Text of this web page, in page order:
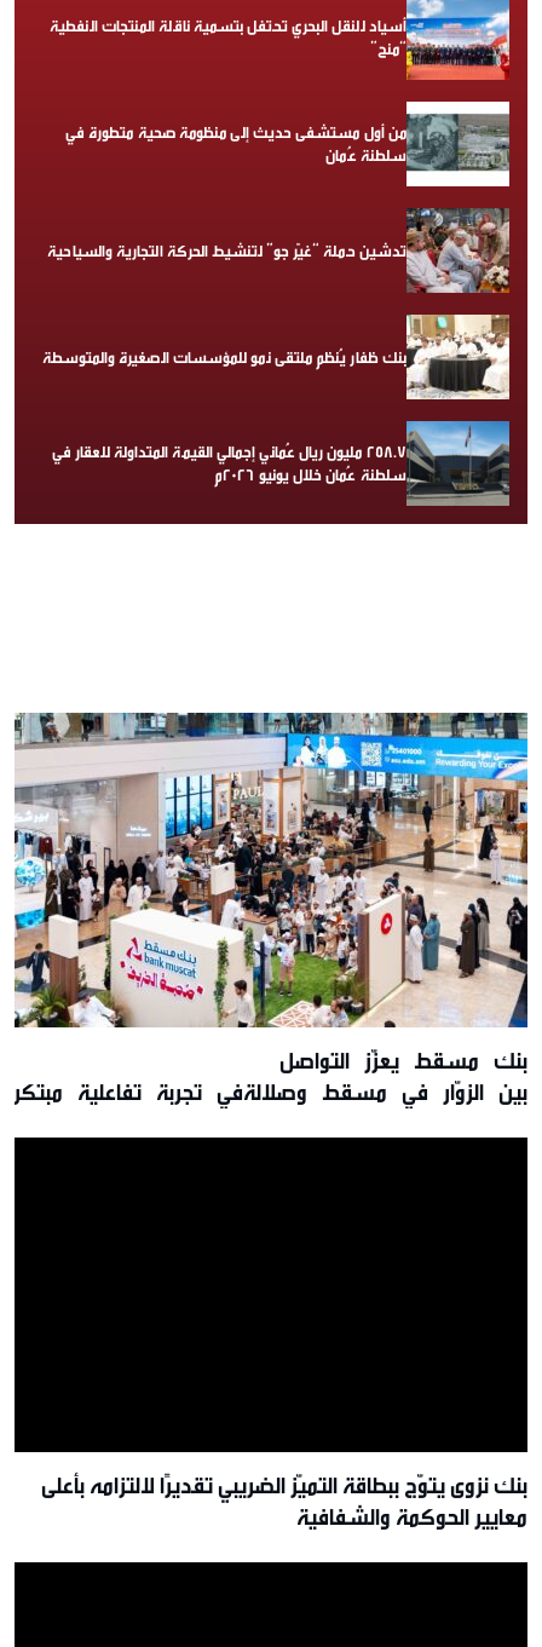
أسياد للنقل البحري تحتفل بتسمية ناقلة المنتجات النفطية
“منح”
من أول مستشفى حديث إلى منظومة صحية متطورة في
سلطنة عُمان
تدشين حملة “غيّر جو” لتنشيط الحركة التجارية والسياحية
بنك ظفار يُنظم ملتقى نمو للمؤسسات الصغيرة والمتوسطة
258.7 مليون ريال عُماني إجمالي القيمة المتداولة للعقار في
سلطنة عُمان خلال يونيو 2026م
بنك مسقط يعزّز التواصل
بين الزوّار في مسقط وصلالةفي تجربة تفاعلية
بنك نزوى يتوّج ببطاقة التميّز الضريبي تقديرًا لالتزامه بأعلى
معايير الحوكمة والشفافية